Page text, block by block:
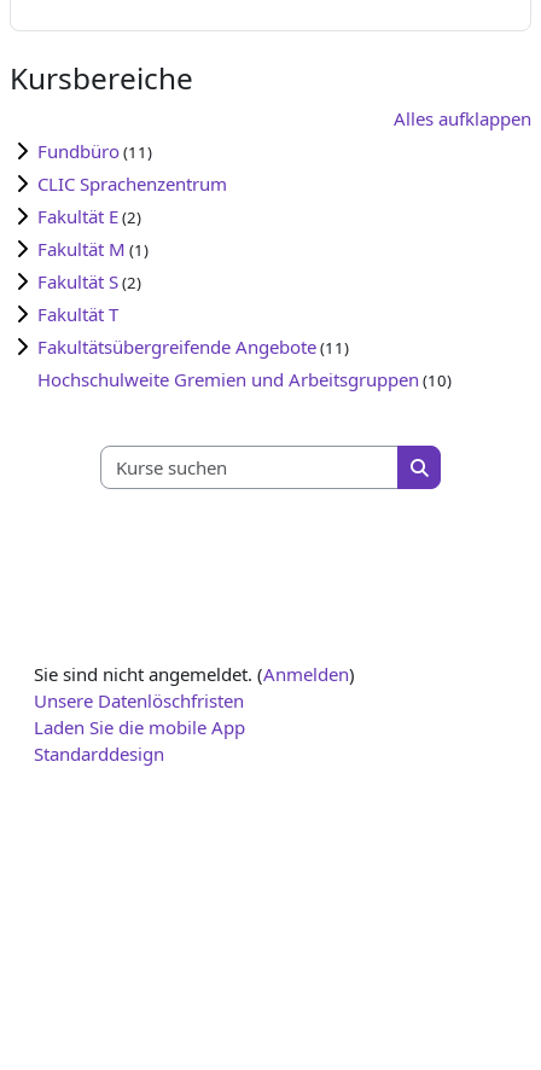
Kursbereiche
Alles aufklappen
Fundbüro(11)
CLIC Sprachenzentrum
Fakultät E(2)
Fakultät M (1)
Fakultät S(2)
Fakultät T
Fakultätsübergreifende Angebote(11)
Hochschulweite Gremien und Arbeitsgruppen (10)
Kurse suchen
Kurse suchen
Sie sind nicht angemeldet. (Anmelden)
Unsere Datenlöschfristen
Laden Sie die mobile App
Standarddesign